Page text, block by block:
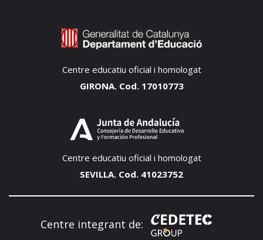
Centre educatiu oficial i homologat
GIRONA. Cod. 17010773
Centre educatiu oficial i homologat
SEVILLA. Cod. 41023752
Centre integrant de: